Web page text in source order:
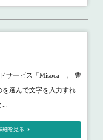
サービス「Misoca」。 豊
選んで文字を入力すれ
細を見る